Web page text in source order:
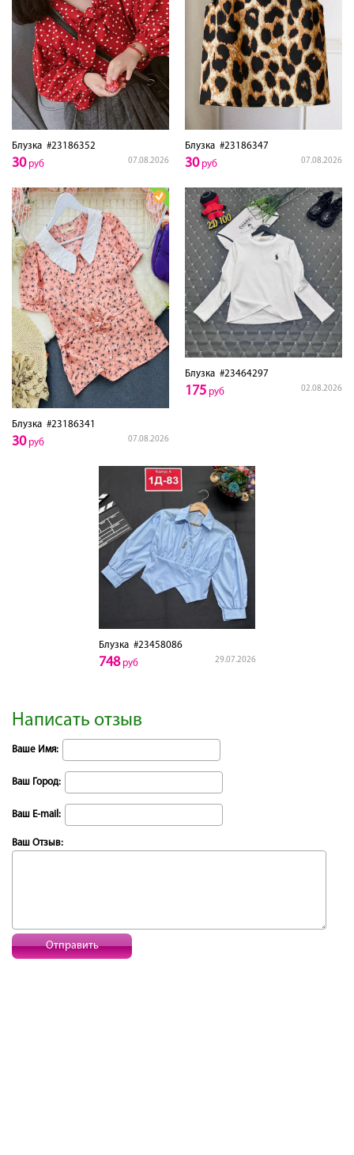
Блузка #23186352
07.08.2026
30руб
Блузка #23186347
07.08.2026
30руб
Блузка #23186341
07.08.2026
30руб
Блузка #23464297
02.08.2026
175 руб
Блузка#23458086
29.07.2026
748руб
Написать отзыв
Ваше Имя:
Ваш Город:
Ваш E-mail:
Ваш Отзыв:
Отправить